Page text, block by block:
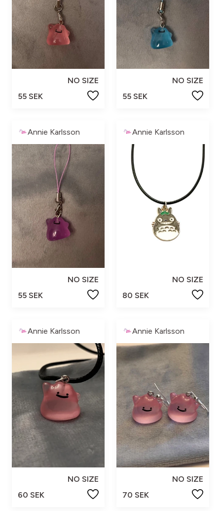
NO SIZE
55 SEK
NO SIZE
55 SEK
Annie Karlsson
NO SIZE
55 SEK
Annie Karlsson
NO SIZE
80 SEK
Annie Karlsson
NO SIZE
60 SEK
Annie Karlsson
NO SIZE
70 SEK